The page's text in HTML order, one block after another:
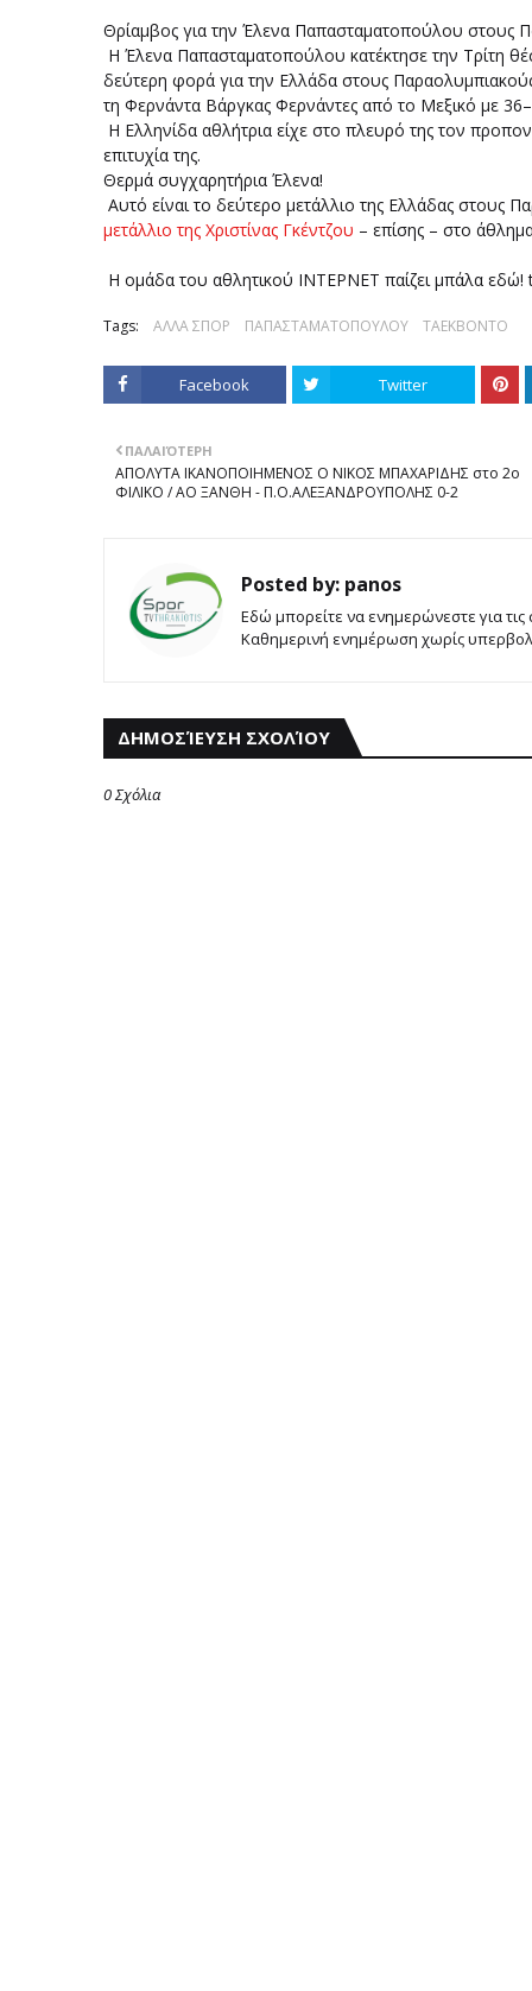
Θρίαμβος για την Έλενα Παπασταματοπούλου στους
Η Έλενα Παπασταματοπούλου κατέκτησε την Τρίτη
δεύτερη φορά για την Ελλάδα στους
τη Φερνάντα Βάργκας Φερνάντες από το Μεξικό με
Η Ελληνίδα αθλήτρια είχε στο πλευρό της τον
επιτυχία της.
Θερμά συγχαρητήρια Έλενα!
Αυτό είναι το δεύτερο μετάλλιο της Ελλάδας στους
μετάλλιο της Χριστίνας Γκέντζου – επίσης – στο
Η ομάδα του αθλητικού ΙΝΤΕΡΝΕΤ παίζει μπάλα
Tags: ΑΛΛΑ ΣΠΟΡ ΠΑΠΑΣΤΑΜΑΤΟΠΟΥΛΟΥ ΤΑΕΚΒΟΝΤΟ
Facebook Twitter
ΠΑΛΑΙΌΤΕΡΗ
ΑΠΟΛΥΤΑ ΙΚΑΝΟΠΟΙΗΜΕΝΟΣ Ο ΝΙΚΟΣ ΜΠΑΧΑΡΙΔΗΣ στο 2ο
ΦΙΛΙΚΟ / ΑΟ ΞΑΝΘΗ - Π.Ο.ΑΛΕΞΑΝΔΡΟΥΠΟΛΗΣ 0-2
Posted by: panos
Εδώ μπορείτε να ενημερώνεστε για
Καθημερινή ενημέρωση χωρίς
ΔΗΜΟΣΊΕΥΣΗ ΣΧΟΛΊΟΥ
0 Σχόλια